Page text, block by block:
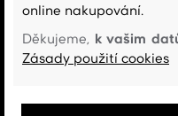
ZÁRUKA ORIGINALITY
Výhradní zastoupení a prodej
Doprava nad 1 999 Kč je vždy
online nakupování.
Děkujeme, k vašim
Zásady použití cookies